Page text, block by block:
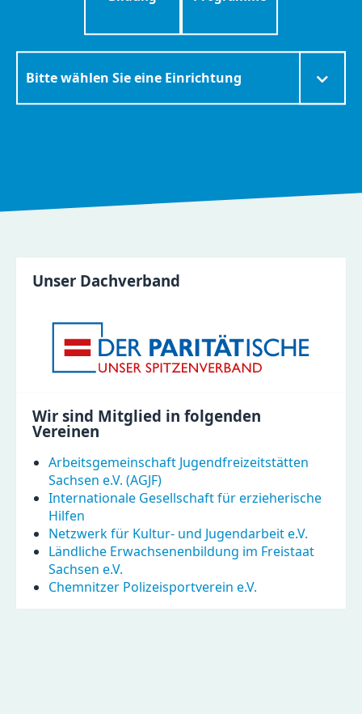
Zielseite
Unser Dachverband
Wir sind Mitglied in folgenden
Vereinen
Arbeitsgemeinschaft Jugendfreizeitstätten
Sachsen e.V. (AGJF)
Inter­nationale Gesell­schaft für erzieh­erische
Hilfen
Netzwerk für Kultur- und Jugendarbeit e.V.
Ländliche Erwachsenenbildung im Freistaat
Sachsen e.V.
Chemnitzer Polizeisportverein e.V.